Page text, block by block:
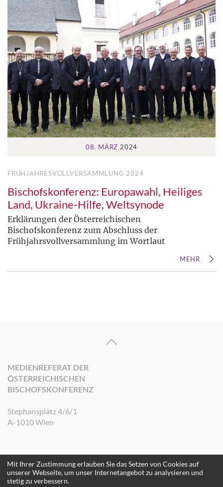
08. MÄRZ 2024
FRÜHJAHRESVOLLVERSAMMLUNG 2024
Bischofskonferenz: Europawahl, Heiliges
Land, Ukraine-Hilfe, Weltsynode
Erklärungen der Österreichischen
Bischofskonferenz zum Abschluss der
Frühjahrsvollversammlung im Wortlaut
MEHR
MEDIENREFERAT DER
ÖSTERREICHISCHEN
BISCHOFSKONFERENZ
Stephansplatz 4/6/1
A-1010 Wien
©2026 Medienreferat der Österreichischen Bischofskonferenz. Alle Rechte
vorbehalten.
Mit Ihrer Zustimmung erlauben Sie das Setzen von Cookies auf
unserer Webseite, um unser Internetangebot zu analysieren und
stetig zu verbessern.